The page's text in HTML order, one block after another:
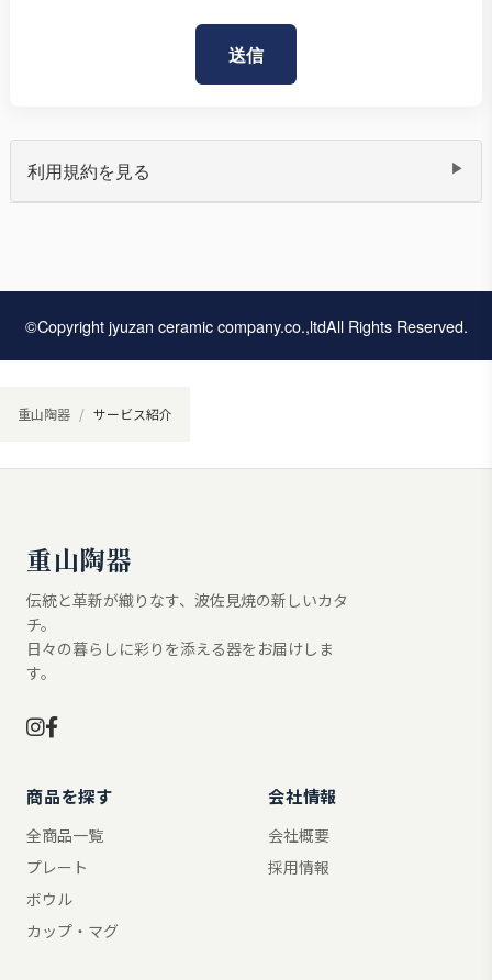
利用規約を見る ▶
重山陶器（以下「当社」といいます。）が提供するメ
ディアサービス（以下「本サービス」といいます。）
り遵守すべき事項を定めるものです。本サービスを利
当社は、ご利用企業としての利用登録の申請があった
場合、当社所定の基準に従い審査を行います。当社
は、以下のいずれかに該当すると判断した場合など、
当社所定の基準に基づき、利用登録を承認しないこと
登録申請者の法人または個人の実在が確認できない場合
登録申請者が有効な連絡先を有していない場合
当社への申告情報に虚偽・誤り・不足等がある場合
登録申請者が法令または本規約等に違反するおそれがある
場合
©Copyright jyuzan ceramic company.co.,ltdAll Rights Reserved.
重山陶器 サービス紹介
重山陶器
伝統と革新が織りなす、波佐見焼の新しいカタ
チ。
日々の暮らしに彩りを添える器をお届けしま
す。
商品を探す
全商品一覧
プレート
ボウル
カップ・マグ
会社情報
会社概要
採用情報